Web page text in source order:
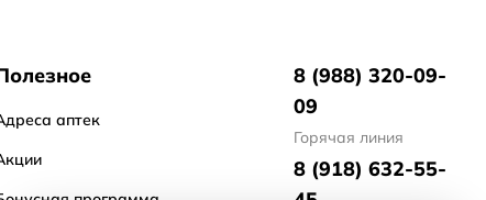
аптек
8 (988) 320-09-
09
Горячая линия
8 (918) 632-55-